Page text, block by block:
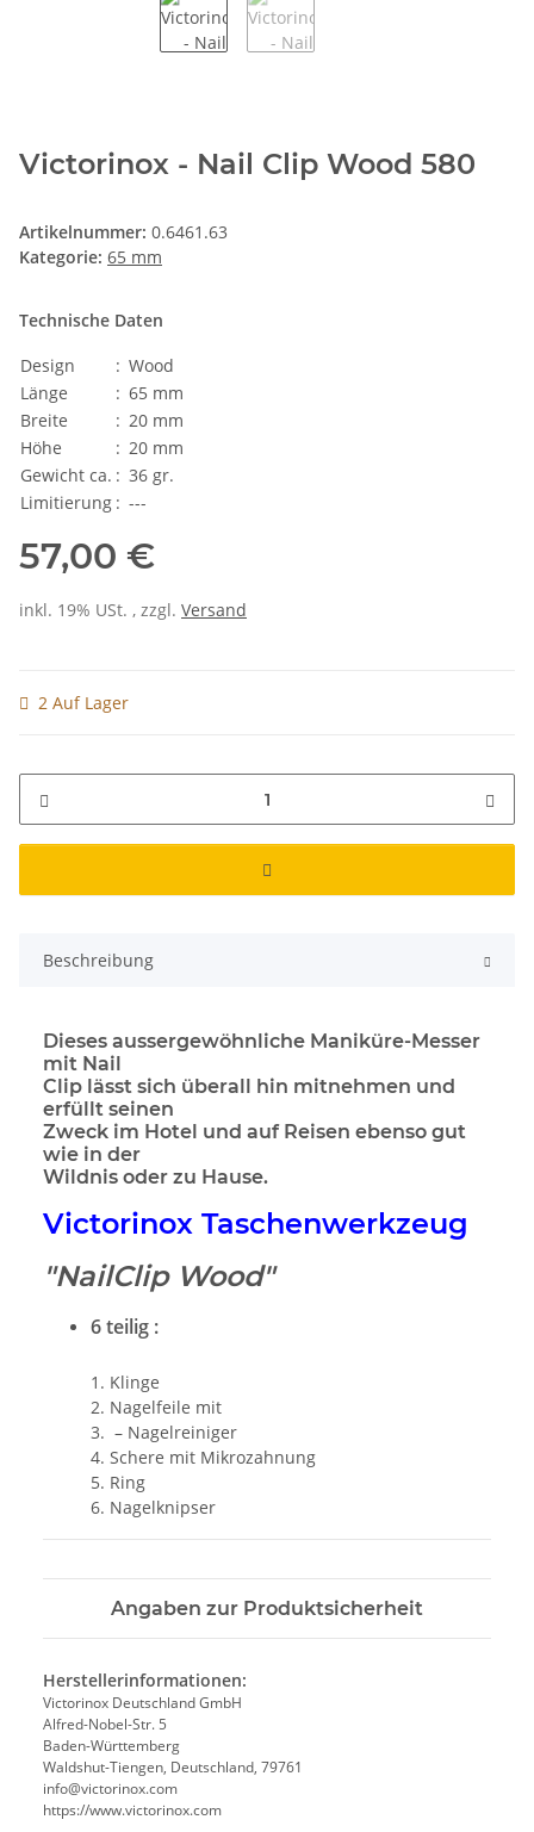
Victorinox - Nail Clip Wood 580
Artikelnummer: 0.6461.63
Kategorie: 65 mm
Technische Daten
Design
: Wood
Länge
: 65 mm
Breite
: 20 mm
Höhe
: 20 mm
Gewicht ca. : 36 gr.
Limitierung : ---
57,00 €
inkl. 19% USt. , zzgl. Versand
2 Auf Lager
Beschreibung
Dieses aussergewöhnliche Maniküre-Messer
mit Nail
Clip lässt sich überall hin mitnehmen und
erfüllt seinen
Zweck im Hotel und auf Reisen ebenso gut
wie in der
Wildnis oder zu Hause.
Victorinox Taschenwerkzeug
"NailClip Wood"
6 teilig :
1. Klinge
2. Nagelfeile mit
3. – Nagelreiniger
4. Schere mit Mikrozahnung
5. Ring
6. Nagelknipser
Angaben zur Produktsicherheit
Herstellerinformationen:
Victorinox Deutschland GmbH
Alfred-Nobel-Str. 5
Baden-Württemberg
Waldshut-Tiengen, Deutschland, 79761
info@victorinox.com
https://www.victorinox.com